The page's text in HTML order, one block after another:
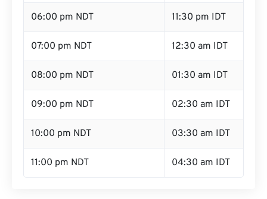
06:00 pm NDT 11:30 pm IDT
07:00 pm NDT 12:30 am IDT
08:00 pm NDT 01:30 am IDT
09:00 pm NDT 02:30 am IDT
10:00 pm NDT 03:30 am IDT
11:00 pm NDT 04:30 am IDT